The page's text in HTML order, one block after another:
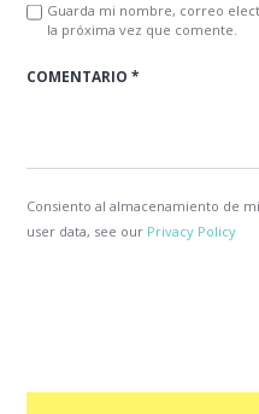
Guarda mi nombre, correo
la próxima vez que comente.
Consiento al almacenamiento de
user data, see our Privacy Policy